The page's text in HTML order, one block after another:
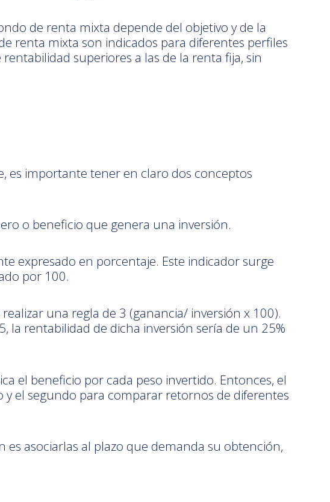
de renta mixta depende del objetivo y de la
renta mixta son indicados para diferentes perfiles
superiores a las de la renta fija, sin
es importante tener en claro dos conceptos
o beneficio que genera una inversión.
expresado en porcentaje. Este indicador surge
por 100.
una regla de 3 (ganancia/ inversión x 100).
la rentabilidad de dicha inversión sería de un 25%
el beneficio por cada peso invertido. Entonces, el
el segundo para comparar retornos de diferentes
asociarlas al plazo que demanda su obtención,